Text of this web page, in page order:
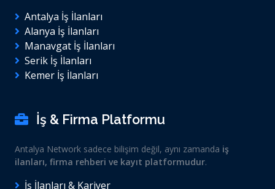
Antalya İş İlanları
Alanya İş İlanları
Manavgat İş İlanları
Serik İş İlanları
Kemer İş İlanları
İş & Firma Platformu
Antalya Network sadece bilişim değil, aynı zamanda iş
ilanları, firma rehberi ve kayıt platformudur.
İş İlanları & Kariyer